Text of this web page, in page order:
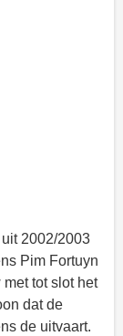
2002/2003
Pim Fortuyn
tot slot het
dat de
de uitvaart.